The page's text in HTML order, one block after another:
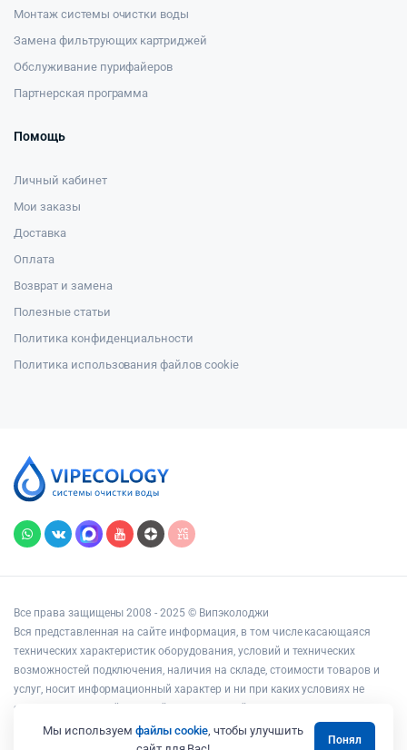
Монтаж системы очистки воды
Замена фильтрующих картриджей
Обслуживание пурифайеров
Партнерская программа
Помощь
Личный кабинет
Мои заказы
Доставка
Оплата
Возврат и замена
Полезные статьи
Политика конфиденциальности
Политика использования файлов cookie
Все права защищены 2008 - 2025 © Випэколоджи
Вся представленная на сайте информация, в том числе касающаяся
технических характеристик оборудования, условий и технических
возможностей подключения, наличия на складе, стоимости товаров и
услуг, носит информационный характер и ни при каких условиях не
является публичной офертой, определяемой положениями статьи 437
Гражданского кодекса РФ.
Адрес: г. Москва ул. Вешних Вод, дом 14, корп. 3, офис 25
Мы используем файлы cookie, чтобы улучшить
Понял